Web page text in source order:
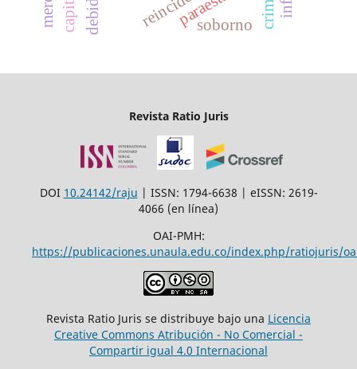
soborno
Revista Ratio Juris
DOI 10.24142/raju | ISSN: 1794-6638 | eISSN: 2619-
4066 (en línea)
OAI-PMH:
https://publicaciones.unaula.edu.co/index.php/ratiojuris/
Revista Ratio Juris se distribuye bajo una Licencia
Creative Commons Atribución - No Comercial -
Compartir igual 4.0 Internacional